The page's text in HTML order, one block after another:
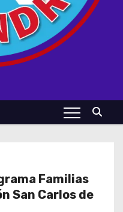
Familias
San Carlos de